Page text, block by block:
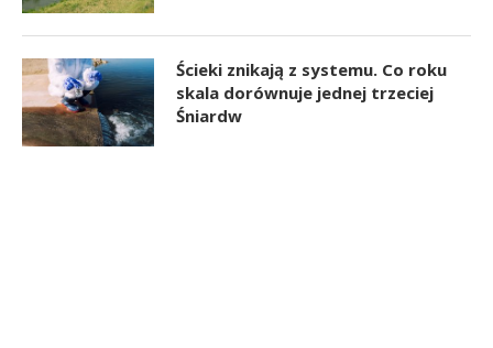
Ścieki znikają z systemu. Co roku
skala dorównuje jednej trzeciej
Śniardw